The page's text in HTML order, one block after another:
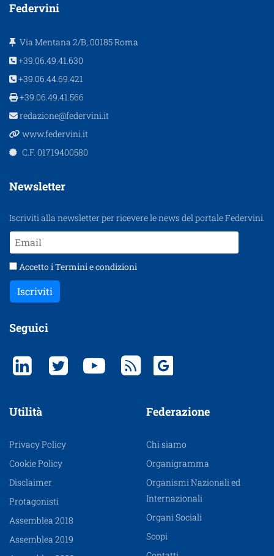
Federvini
Via Mentana 2/B, 00185 Roma
+39.06.49.41.630
+39.06.44.69.421
+39.06.49.41.566
redazione@federvini.it
www.federvini.it
C.F. 01719400580
Newsletter
Iscriviti alla newsletter per ricevere le news del portale Federvini.
Accetto iTermini e condizioni
Iscriviti
Seguici
Utilità
Privacy Policy
Cookie Policy
Disclaimer
Protagonisti
Assemblea 2018
Assemblea 2019
Federazione
Chi siamo
Organigramma
Organismi Nazionali ed
Internazionali
Organi Sociali
Scopi